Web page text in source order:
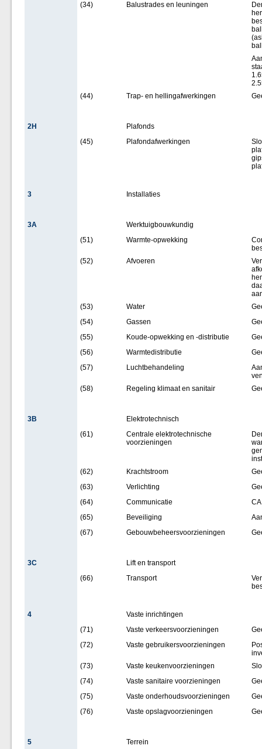
(34)
Balustrades en leuningen
(44)
Trap- en hellingafwerkingen
2H
Plafonds
(45)
Plafondafwerkingen
3 Installaties
3A
Werktuigbouwkundig
(51)
Warmte-opwekking
(52)
Afvoeren
(53)
Water
(54)
Gassen
(55)
Koude-opwekking en -distributie
(56)
Warmtedistributie
(57)
Luchtbehandeling
(58)
Regeling klimaat en sanitair
3B
Elektrotechnisch
(61)
Centrale elektrotechnische
voorzieningen
(62)
Krachtstroom
(63)
Verlichting
(64)
Communicatie
(65)
Beveiliging
(67)
Gebouwbeheersvoorzieningen
3C
Lift en transport
(66)
Transport
4
Vaste inrichtingen
(71)
Vaste verkeersvoorzieningen
(72)
Vaste gebruikersvoorzieningen
(73)
Vaste keukenvoorzieningen
(74)
Vaste sanitaire voorzieningen
(75)
Vaste onderhoudsvoorzieningen
(76)
Vaste opslagvoorzieningen
5 Terrein